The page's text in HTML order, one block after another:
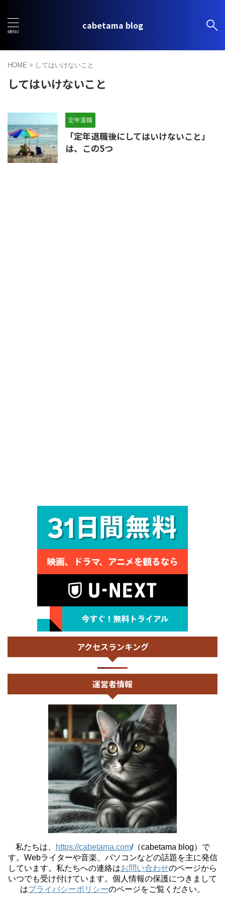
cabetama blog
HOME > してはいけないこと
してはいけないこと
定年退職
「定年退職後にしてはいけないこと」
は、この5つ
アクセスランキング
運営者情報
私たちは、 https://cabetama.com/（cabetama blog）で
す。 Webライターや音楽、パソコンなどの話題を主に発信
しています。私たちへの連絡はお問い合わせのページから
いつでも受け付けています。個人情報の保護につきまして
はプライバシーポリシーのページをご覧ください。